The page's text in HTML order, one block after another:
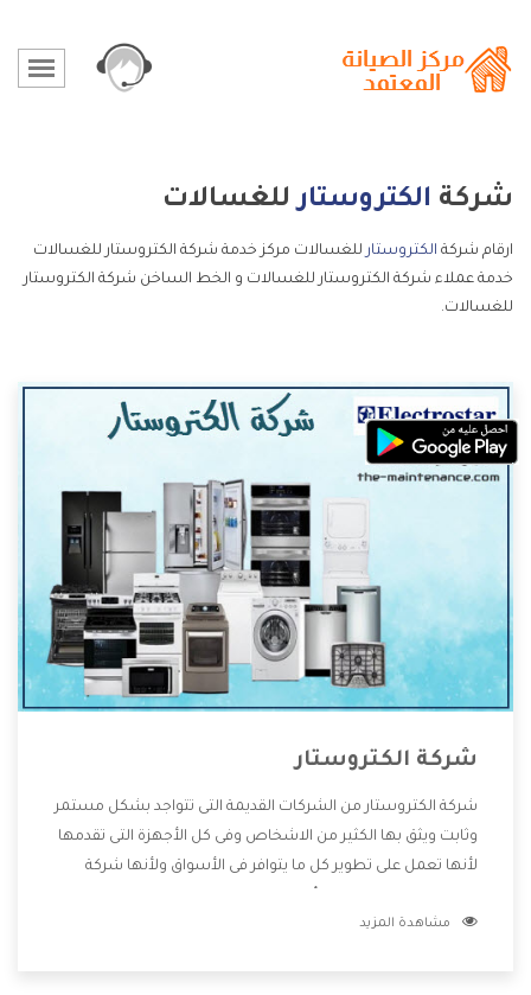
شركة الكتروستارللغسالات
ارقام شركة الكتروستار للغسالات مركز خدمة شركة الكتروستار للغسالات
خدمة عملاء شركة الكتروستار للغسالات و الخط الساخن شركة الكتروستار
للغسالات.
شركة الكتروستار
شركة الكتروستار من الشركات القديمة التى تتواجد بشكل مستمر
وثابت ويثق بها الكثير من الاشخاص وفى كل الأجهزة التى تقدمها
لأنها تعمل على تطوير كل ما يتوافر فى الأسواق ولأنها شركة
وتقدم للعملاء أقوى العروض والخصومات التى تسهل على
مشاهدة المزيد